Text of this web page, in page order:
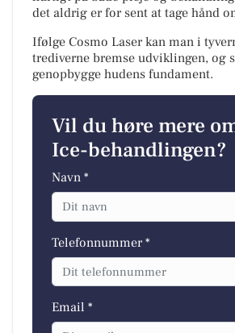
det aldrig er for sent at tage hånd
Ifølge Cosmo Laser kan man i
trediverne bremse udviklingen, og
genopbygge hudens fundament.
Vil du høre mere
Ice-behandlingen?
Navn *
Telefonnummer *
Email *